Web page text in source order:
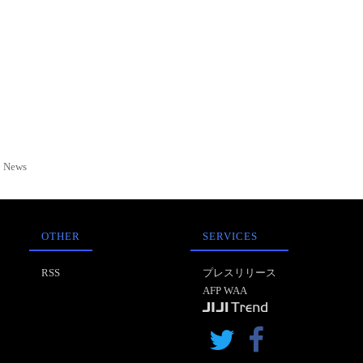
OTHER
RSS
SERVICES
プレスリリース
AFP WAA